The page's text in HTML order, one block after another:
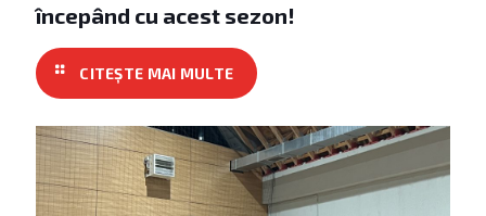
începând cu acest sezon!